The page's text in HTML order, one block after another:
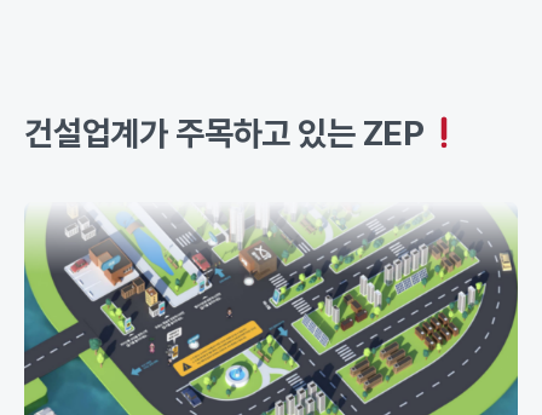
건설업계가 주목하고 있는 ZEP